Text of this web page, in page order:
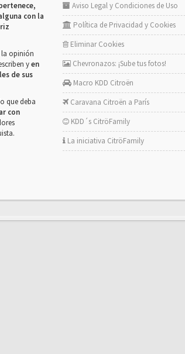
con la
la opinión
yen
de sus
que deba
con
Aviso Legal y Condiciones de Uso
Política de Privacidad y Cookies
Eliminar Cookies
Chevronazos: ¡Sube tus fotos!
Macro KDD Citroën
Caravana Citroën a París
KDD´s CitröFamily
La iniciativa CitröFamily